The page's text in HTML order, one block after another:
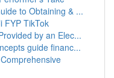
to Obtaining & ...
FYP TikTok
by an Elec...
guide financ...